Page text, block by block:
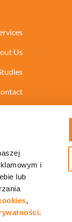
i
lub
,
.
Us